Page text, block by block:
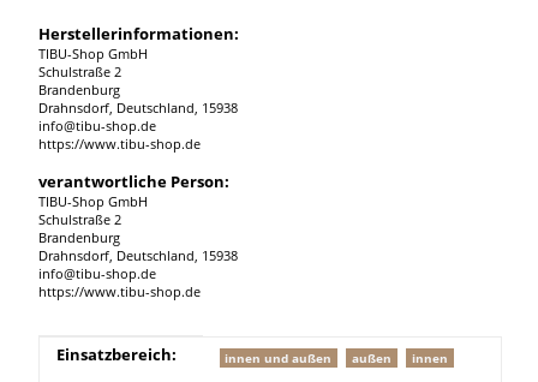
Herstellerinformationen:
TIBU-Shop GmbH
Schulstraße 2
Brandenburg
Drahnsdorf, Deutschland, 15938
info@tibu-shop.de
https://www.tibu-shop.de
verantwortliche Person:
TIBU-Shop GmbH
Schulstraße 2
Brandenburg
Drahnsdorf, Deutschland, 15938
info@tibu-shop.de
https://www.tibu-shop.de
Produkteigenschaft
Wert
Einsatzbereich: innen und außen außen innen